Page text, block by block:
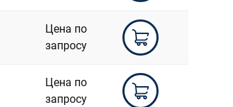
Цена по
запросу
Цена по
запросу